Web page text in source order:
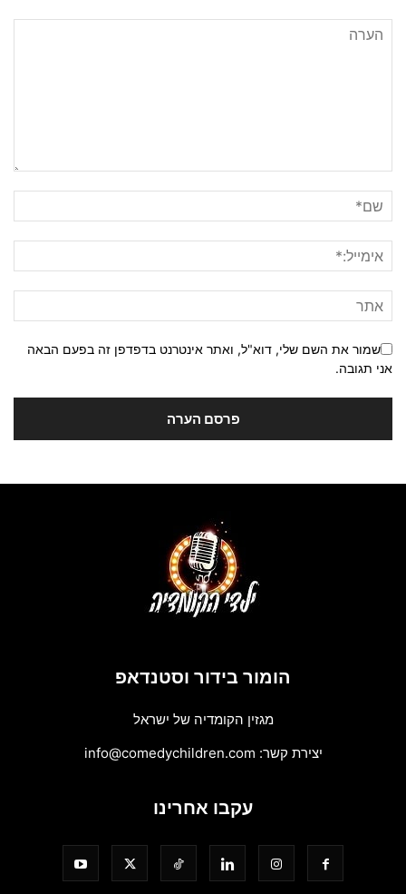
שמור את השם שלי, דוא"ל, ואתר אינטרנט בדפדפן זה בפעם הבאה
אני תגובה.
הומור בידור וסטנדאפ
מגזין הקומדיה של ישראל
יצירת קשר: info@comedychildren.com
עקבו אחרינו